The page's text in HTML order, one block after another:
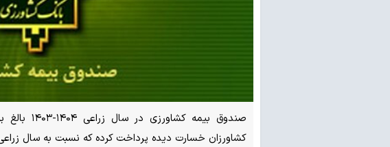
کشاورزان خسارت دیده پرداخت کرده که نسبت به سال زراعی قبل ۱۴۰ درصد رشد